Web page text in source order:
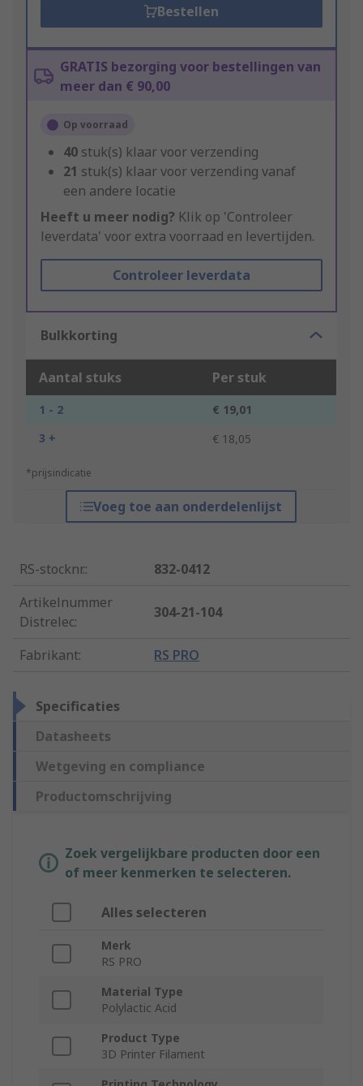
Bestellen
GRATIS bezorging voor bestellingen van
meer dan € 90,00
Op voorraad
40 stuk(s) klaar voor verzending
21 stuk(s) klaar voor verzending vanaf
een andere locatie
Heeft u meer nodig? Klik op 'Controleer
leverdata' voor extra voorraad en levertijden.
Controleer leverdata
Bulkkorting
Aantal stuks Per stuk
1 - 2
€ 19,01
3 +
€ 18,05
*prijsindicatie
Voeg toe aan onderdelenlijst
RS-stocknr.:
832-0412
Artikelnummer
Distrelec:
304-21-104
Fabrikant: RS PRO
Specificaties
Datasheets
Wetgeving en compliance
Productomschrijving
Zoek vergelijkbare producten door een
of meer kenmerken te selecteren.
Alles selecteren
Merk
RS PRO
Material Type
Polylactic Acid
Product Type
3D Printer Filament